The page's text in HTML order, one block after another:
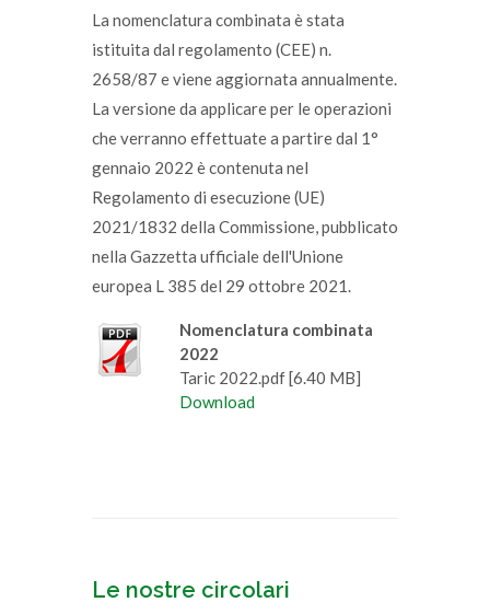
La nomenclatura combinata è stata
istituita dal regolamento (CEE) n.
2658/87 e viene aggiornata annualmente.
La versione da applicare per le operazioni
che verranno effettuate a partire dal 1°
gennaio 2022 è contenuta nel
Regolamento di esecuzione (UE)
2021/1832 della Commissione, pubblicato
nella Gazzetta ufficiale dell'Unione
europea L 385 del 29 ottobre 2021.
Nomenclatura combinata
2022
Taric 2022.pdf [6.40 MB]
Download
Le nostre circolari